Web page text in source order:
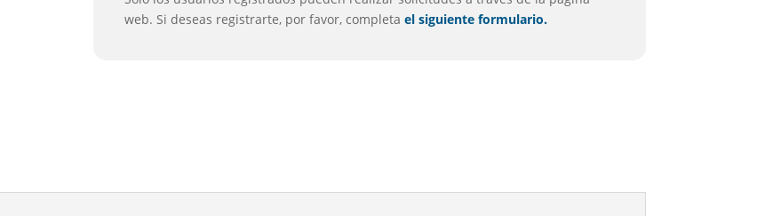
web. Si deseas registrarte, por favor, completael siguiente formulario.